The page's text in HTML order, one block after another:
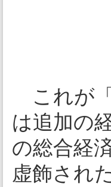
これが
は追加の
の総合経
虚飾され